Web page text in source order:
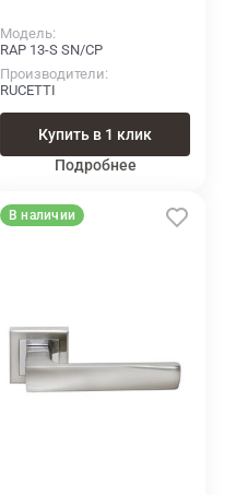
Модель
RAP 13-S SN/CP
Производители
RUCETTI
Купить в 1 клик
Подробнее
В наличии